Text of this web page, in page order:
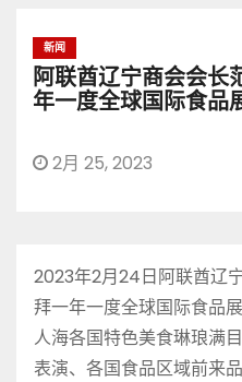
新闻
阿联酋辽宁商会会长
年一度全球国际食品
2月 25, 2023
2023年2月24日阿联酋辽
拜一年一度全球国际食品
人海各国特色美食琳琅满
表演、各国食品区域前来